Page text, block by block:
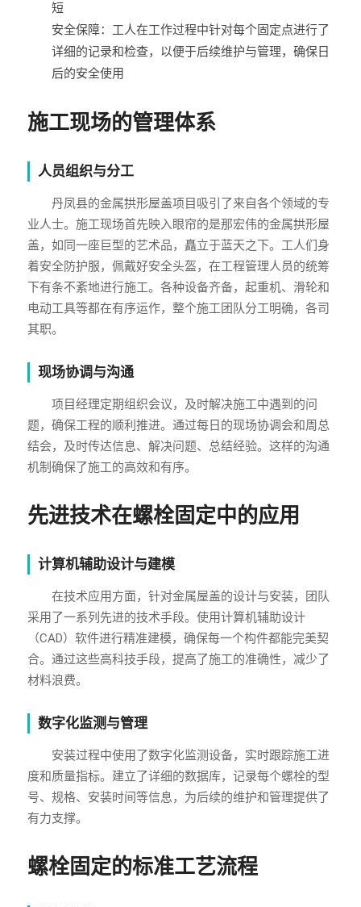
短
安全保障：工人在工作过程中针对每个固定点进行了
详细的记录和检查，以便于后续维护与管理，确保日
后的安全使用
施工现场的管理体系
人员组织与分工
丹凤县的金属拱形屋盖项目吸引了来自各个领域的专
业人士。施工现场首先映入眼帘的是那宏伟的金属拱形屋
盖，如同一座巨型的艺术品，矗立于蓝天之下。工人们身
着安全防护服，佩戴好安全头盔，在工程管理人员的统筹
下有条不紊地进行施工。各种设备齐备，起重机、滑轮和
电动工具等都在有序运作，整个施工团队分工明确，各司
其职。
现场协调与沟通
项目经理定期组织会议，及时解决施工中遇到的问
题，确保工程的顺利推进。通过每日的现场协调会和周总
结会，及时传达信息、解决问题、总结经验。这样的沟通
机制确保了施工的高效和有序。
先进技术在螺栓固定中的应用
计算机辅助设计与建模
在技术应用方面，针对金属屋盖的设计与安装，团队
采用了一系列先进的技术手段。使用计算机辅助设计
（CAD）软件进行精准建模，确保每一个构件都能完美契
合。通过这些高科技手段，提高了施工的准确性，减少了
材料浪费。
数字化监测与管理
安装过程中使用了数字化监测设备，实时跟踪施工进
度和质量指标。建立了详细的数据库，记录每个螺栓的型
号、规格、安装时间等信息，为后续的维护和管理提供了
有力支撑。
螺栓固定的标准工艺流程